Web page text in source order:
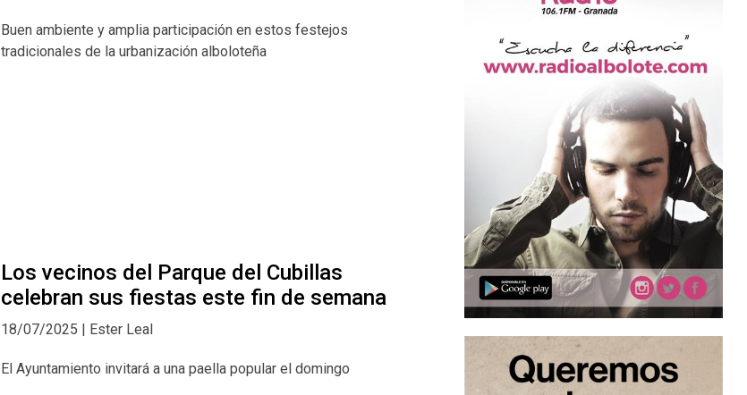
Buen ambiente y amplia participación en estos festejos
tradicionales de la urbanización alboloteña
Los vecinos del Parque del Cubillas
celebran sus fiestas este fin de semana
18/07/2025 | Ester Leal
El Ayuntamiento invitará a una paella popular el domingo